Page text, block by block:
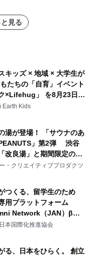
見る
キッズ × 地域 × 大学生が
たちの「自育」イベント
×Lifehug」 を8月23日
Earth Kids
湯が登場！ 「サウナのあ
」第2弾 渋谷
改良湯」と期間限定のコ
ン サウナイキタイコラ
売決定！
・クリエイティブプロダクツ
つくる、留学生のため
用プラットフォーム
Network（JAN）β版
本国際化推進協会
る、日本をひらく。 創立